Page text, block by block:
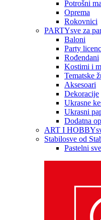
Potrošni
Oprema
Rokovnici
PARTYsve za
Baloni
Party
Rođendani
Kostimi i
Tematske
Aksesoari
Dekoracije
Ukrasne
Ukrasni
Dodatna
ART I HOBBY
Stabilosve od
Pastelni